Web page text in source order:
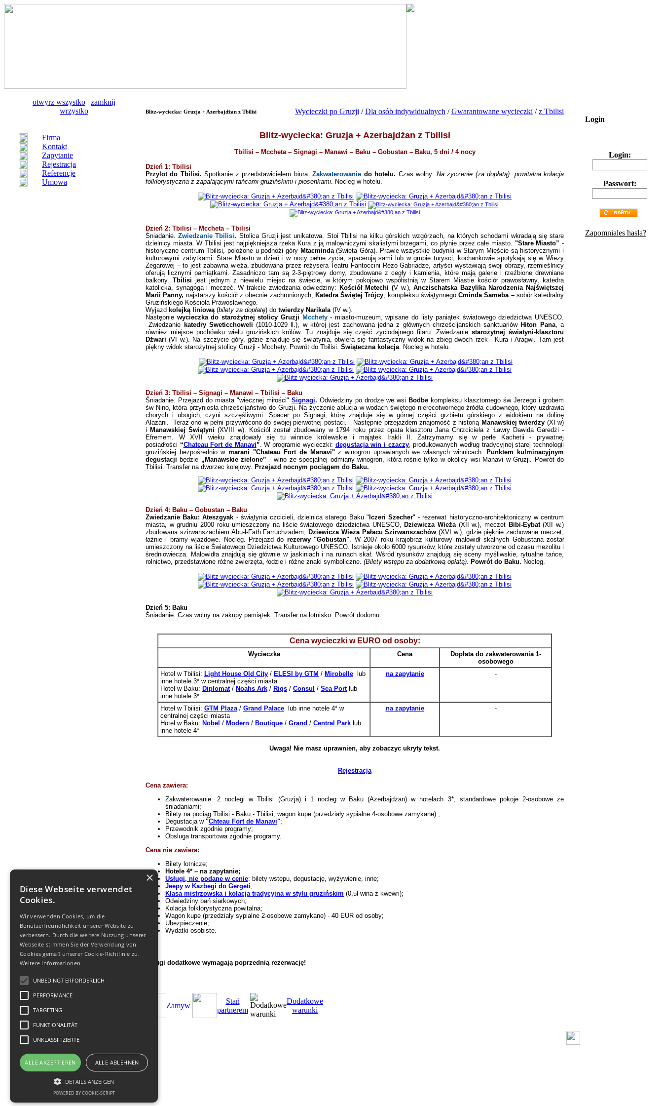
otwуrz wszystko | zamknij
wrzystko
Firma
Kontakt
Zapytanie
Rejestracja
Referencje
Umowa
Blitz-wyciecka: Gruzja + Azerbajdżan z Tbilisi Wycieczki po Gruzji /Dla osób indywidualnych /Gwarantowane wycieczki /z Tbilisi
Blitz-wyciecka: Gruzja + Azerbajdżan z Tbilisi
Tbilisi – Mccheta – Signagi – Manawi –Baku – Gobustan – Baku, 5 dni / 4 nocy
Dzień 1: Tbilisi
Przylot do Tbilisi. Spotkanie z przedstawicielem biura.Zakwaterowanie do hotelu. Czas wolny. Na życzenie (za dopłatą): powitalna kolacja
folklorystyczna z zapalającymi tańcami gruzińskimi i piosenkami. Nocleg w hotelu.
Dzień 2: Tbilisi – Mccheta – Tbilisi
Śniadanie.Zwiedzanie Tbilisi. Stolica Gruzji jest unikatowa. Stoi Tbilisi na kilku górskich wzgórzach, na których schodami wkradają się stare
dzielnicy miasta. W Tbilisi jest najpiękniejsza rzeka Kura z ją malowniczymi skalistymi brzegami, co płynie przez całe miasto. "Stare Miasto” -
historyczne centrum Tbilisi, polożone u podnożi góry Mtacminda(Święta Góra). Prawie wszystkie budynki w Starym Mieście są historycznymi i
kulturowymi zabytkami. Stare Miasto w dzień i w nocy pełne życia, spacerują sami lub w grupie turysci, kochankowie spotykają się w Wieży
Zegarowej – to jest zabawna wieża, zbudowana przez reżysera Teatru Fantoccini Rezo Gabriadze, artyści wystawiają swoji obrazy, rzemieślnicy
oferują licznymi pamiątkami. Zasadniczo tam są 2-3-piętrowy domy, zbudowane z cegły i kamienia, które mają galerie i rzeźbione drewniane
balkony. Tbilisi jest jednym z niewielu miejsc na świecie, w którym pokojowo współistnią w Starem Miastie kościół prawosławny, katedra
katolicka, synagoga i meczeć.W trakcie zwiedzania odwiedziny: Kościół Metechi(V w.),Anczischatska Bazylika Narodzenia Najświętszej
Marii Panny, najstarszy kościół z obecnie zachronionych, Katedra Świętej Trójcy, kompleksu świątynnego Cminda Sameba – sobór katedralny
Gruzińskiego Kościoła Prawosławnego.
Wyjazd kolejką liniową(bilety za dopłatę) do twierdzy Narikala(IV w.).
Następnie wycieczka do starożytnej stolicy Gruzji Mcchety- miasto-muzeum, wpisane do listy paniątek światowego dziedzictwa UNESCO.
Zwiedzanie katedry Sweticchoweli(1010-1029 ll.), w której jest zachowana jedna z głównych chrześcijanskich sanktuariów Hiton Pana, a
również miejsce pochówku wielu gruzińskich królów. Tu znajduje się część życiodajnego filaru. Zwiedzanie starożytnej światyni-klasztoru
Dżwari (VI w.). Na szczycie góry, gdzie znajduje się światynia, otwiera się fantastyczny widok na zbieg dwóch rzek - Kura i Aragwi. Tam jest
piękny widok starożytnej stolicy Gruzji - Mcchety. Powrót do Tbilisi. Świąteczna kolacja. Nocleg w hotelu.
Dzień 3: Tbilisi – Signagi – Manawi – Tbilisi – Baku
Śniadanie. Przejazd do miasta "wiecznej miłości" Signagi. Odwiedziny po drodze we wsi Bodbe kompleksu klasztornego św Jerzego i grobem
św Nino, która przyniosła chrześcijaństwo do Gruzji. Na życzenie ablucja w wodach świętego nieręcotwornego źródła cudownego, który uzdrawia
chorych i ubogich, czyni szczęśliwymi. Spacer po Signagi, którę znajduje się w górnej części grzbietu górskiego z widokiem na dolinę
Alazani.
Teraz ono wpełni przywrócono do swojej pierwotnej postaci. Następnie przejazdem znajomość z historią Manawskiej twierdzy (XI w)
i Manawskiej Świątyni (XVIII w). Kościół został zbudowany w 1794 roku przez opata klasztoru Jana Chrzciciela z Ławry Dawida Garedżi -
Efremem. W XVII wieku znajdowały się tu winnice królewskie i majątek Irakli II. Zatrzymamy się w perle Kachetii - prywatnej
posiadłości “Chateau Fort de Manavi”. W programie wycieczki: degustacja win i czaczy, produkowanych według tradycyjnej starej technologii
gruzińskiej bezpośrednio w marani "Chateau Fort de Manavi"z winogron uprawianych we własnych winnicach. Punktem kulminacyjnym
degustacji będzie „Manawskie zielone” - wino ze specjalnej odmiany winogron, która rośnie tylko w okolicy wsi Manavi w Gruzji. Powrót do
Tbilisi. Transfer na dworzec kolejowy. Przejazd nocnym pociągem do Baku.
Dzień 4: Baku – Gobustan – Baku
Zwiedzanie Baku: Ateszgyak - świątynia czcicieli, dzielnica starego Baku " Iczeri Szecher" - rezerwat historyczno-architektoniczny w centrum
miasta, w grudniu 2000 roku umieszczony na liście światowego dziedzictwa UNESCO, Dziewicza Wieża (XII w.), meczet Bibi-Eybat(XII w.)
zbudowana szirwanszachiem Abu-l-Fath Farruchzadem; Dziewicza Wieża Pałacu Szirwanszachów (XVI w.), gdzie pięknie zachowane meczet,
łaźnie i bramy wjazdowe. Nocleg. Przejazd do rezerwy "Gobustan". W 2007 roku krajobraz kulturowy malowidł skalnych Gobustana został
umieszczony na liście Światowego Dziedzictwa Kulturowego UNESCO. Istnieje około 6000 rysunków, które zostały utworzone od czasu mezolitu i
średniowiecza. Malowidła znajdują się głównie w jaskiniach i na ruinach skał. Wśród rysunków znajdują się sceny myśliwskie, rytualne tańce,
rolnictwo, przedstawione różne zwierzęta, łodzie i różne znaki symboliczne. (Bilety wstępu za dodatkową opłatą). Powrót do Baku. Nocleg.
Dzień 5: Baku
Śniadanie. Czas wolny na zakupy pamiątek. Transfer na lotnisko. Powrót dodomu.
Cena wycieczki w EURO od osoby:
Wycieczka Cena
Dopłata do zakwaterowania 1-
osobowego
Hotel w Tbilisi: Light House Old City / ELESI by GTM / Mirobelle
lub
inne hotele 3* w centralnej części miasta
Hotel w Baku: Diplomat/ Noahs Ark / Rigs / Consul / Sea Port lub
inne hotele 3*
na zapytanie -
Hotel w Tbilisi: GTM Plaza/ Grand Palace
lub inne hotele 4* w
centralnej części miasta
Hotel w Baku: Nobel / Modern / Boutique / Grand / Central Park lub
inne hotele 4*
na zapytanie -
Uwaga! Nie masz uprawnien, aby zobaczyc ukryty tekst.
Rejestracja
Cena zawiera:
Zakwaterowanie: 2 noclegi w Tbilisi (Gruzja) i 1 nocleg w Baku (Azerbajdżan) w hotelach 3*, standardowe pokoje 2-osobowe ze
śniadaniami;
Bilety na pociąg Tbilisi - Baku - Tbilisi, wagon kupe (przedziały sypialne 4-osobowe zamykane) ;
Degustacja w "Chteau Fort de Manavi";
Przewodnik zgodnie programy;
Obsluga transportowa zgodnie programy.
Cena nie zawiera:
Bilety lotnicze;
Hotele 4* – na zapytanie;
Usługi, nie podane w cenie: bilety wstępu, degustację, wyżywienie, inne;
Jeepy w Kazbegi do Gergeti;
Klasa mistrzowska i kolacja tradycyjna w stylu gruzińskim (0,5l wina z kwewri);
Odwiedziny bań siarkowych;
Kolacja folklorystyczna powitalna;
Wagon kupe (przedziały sypialne 2-osobowe zamykane) - 40 EUR od osoby;
Ubezpieczenie;
Wydatki osobiste.
Usługi dodatkowe wymagają poprzednią rezerwację!
Zamуw
Stań
partnerem
Dodatkowe
warunki
2026
Geofit Travel|
,Nutzung,Impressum
Login
Login:
Passwort:
Zapomniales hasla?
×
Diese Webseite verwendet
Cookies.
Wir verwenden Cookies, um die
Benutzerfreundlichkeit unserer Website zu
verbessern. Durch die weitere Nutzung unserer
Webseite stimmen Sie der Verwendung von
Cookies gemäß unserer Cookie-Richtlinie zu.
Weitere Informationen
UNBEDINGT ERFORDERLICH
PERFORMANCE
TARGETING
FUNKTIONALITÄT
UNKLASSIFIZIERTE
ALLE AKZEPTIEREN ALLE ABLEHNEN
DETAILS ANZEIGEN
POWERED BY COOKIE-SCRIPT